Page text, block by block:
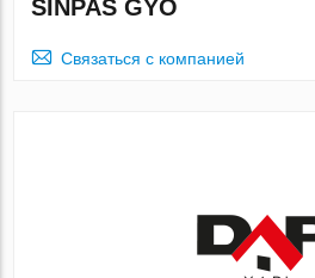
SINPAS GYO
Связаться с компанией